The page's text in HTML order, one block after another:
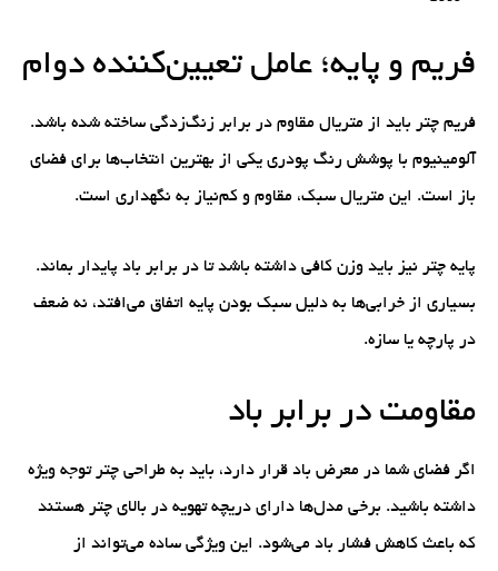
فریم و پایه؛ عامل تعیین‌کننده دوام
فریم چتر باید از متریال مقاوم در برابر زنگ‌زدگی ساخته شده باشد.
آلومینیوم با پوشش رنگ پودری یکی از بهترین انتخاب‌ها برای فضای
باز است. این متریال سبک، مقاوم و کم‌نیاز به نگهداری است.
پایه چتر نیز باید وزن کافی داشته باشد تا در برابر باد پایدار بماند.
بسیاری از خرابی‌ها به دلیل سبک بودن پایه اتفاق می‌افتد، نه ضعف
در پارچه یا سازه.
مقاومت در برابر باد
اگر فضای شما در معرض باد قرار دارد، باید به طراحی چتر توجه ویژه
داشته باشید. برخی مدل‌ها دارای دریچه تهویه در بالای چتر هستند
که باعث کاهش فشار باد می‌شود. این ویژگی ساده می‌تواند از